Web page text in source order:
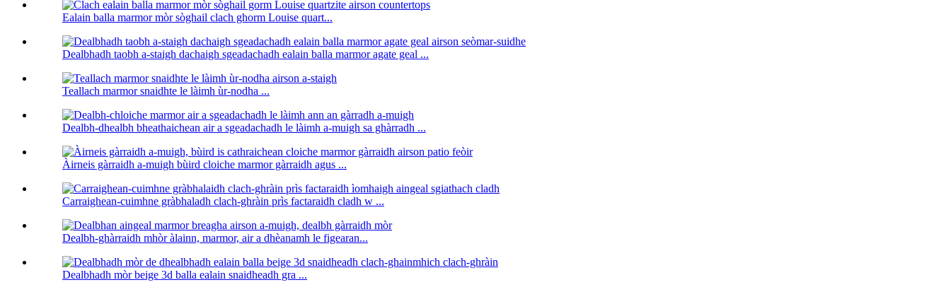
Ealain balla marmor mòr sòghail clach ghorm Louise quart...
Dealbhadh taobh a-staigh dachaigh sgeadachadh ealain balla marmor agate geal ...
Teallach marmor snaidhte le làimh ùr-nodha ...
Dealbh-dhealbh bheathaichean air a sgeadachadh le làimh a-muigh sa ghàrradh ...
Àirneis gàrraidh a-muigh bùird cloiche marmor gàrraidh agus ...
Carraighean-cuimhne gràbhaladh clach-ghràin prìs factaraidh cladh w ...
Dealbh-ghàrraidh mhòr àlainn, marmor, air a dhèanamh le figearan...
Dealbhadh mòr beige 3d balla ealain snaidheadh ​​​​gra ...